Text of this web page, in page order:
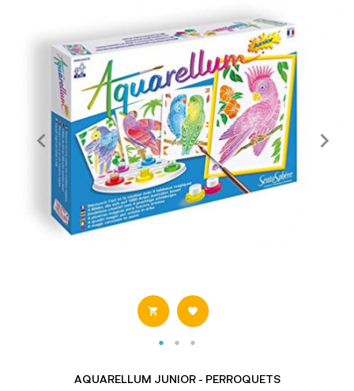
 
AQUARELLUM JUNIOR - PERROQUETS